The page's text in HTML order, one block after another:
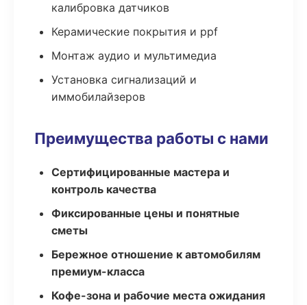
калибровка датчиков
Керамические покрытия и ppf
Монтаж аудио и мультимедиа
Установка сигнализаций и
иммобилайзеров
Преимущества работы с нами
Сертифицированные мастера и
контроль качества
Фиксированные цены и понятные
сметы
Бережное отношение к автомобилям
премиум-класса
Кофе-зона и рабочие места ожидания